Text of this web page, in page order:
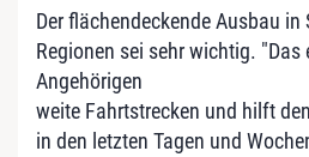
Der flächendeckende Ausbau
Regionen sei sehr wichtig. "Das
Angehörigen
weite Fahrtstrecken und hilft
in den letzten Tagen und